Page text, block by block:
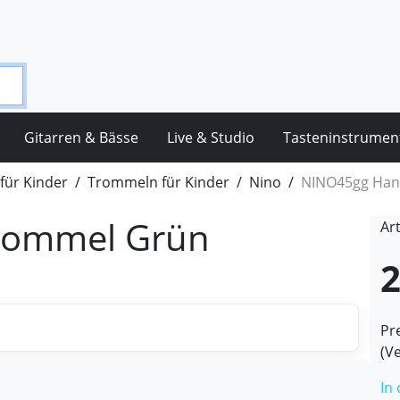
Gitarren & Bässe Live & Studio
Kinder Trommeln für Kinder Nino NINO45gg
Grün
In